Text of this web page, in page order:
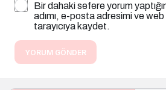
Bir dahaki sefere yorum
adımı, e-posta adresimi ve
tarayıcıya kaydet.
YORUM GÖNDER